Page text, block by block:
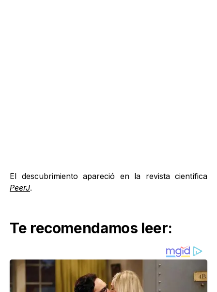
El descubrimiento apareció en la revista científica
PeerJ.
Te recomendamos leer: